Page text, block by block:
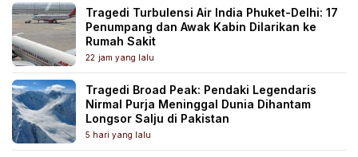
Tragedi Turbulensi Air India Phuket-Delhi: 17
Penumpang dan Awak Kabin Dilarikan ke
Rumah Sakit
22 jam yang lalu
Tragedi Broad Peak: Pendaki Legendaris
Nirmal Purja Meninggal Dunia Dihantam
Longsor Salju di Pakistan
5 hari yang lalu